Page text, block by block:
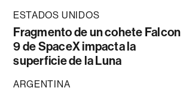
ESTADOS UNIDOS
Fragmento de un cohete Falcon
9 de SpaceX impacta la
superficie de la Luna
ARGENTINA